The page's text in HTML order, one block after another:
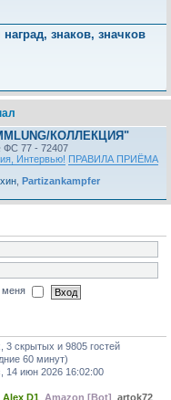
знаков, значков
КОЛЛЕКЦИЯ"
ФС 77 - 72407
Интервью! ПРАВИЛА ПРИЁМА
Partizankampfer
меня
3 скрытых и 9805 гостей
60 минут)
14 июн 2026 16:02:00
Alex D1 Amazon [Bot] artok72